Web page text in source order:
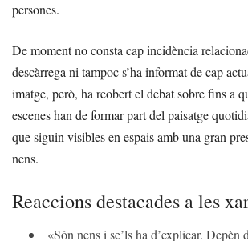
persones.
De moment no consta cap incidència
descàrrega ni tampoc s’ha informat de cap
imatge, però, ha reobert el debat sobre fins a
escenes han de formar part del paisatge
que siguin visibles en espais amb una gran
nens.
Reaccions destacades a les
«Són nens i se’ls ha d’explicar. Depèn